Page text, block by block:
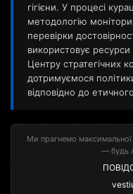
гігієни. У процесі
методологію
перевірки
використовує ресурси
Центру стратегічних
дотримуємося
відповідно до
Ми прагнемо
— будь